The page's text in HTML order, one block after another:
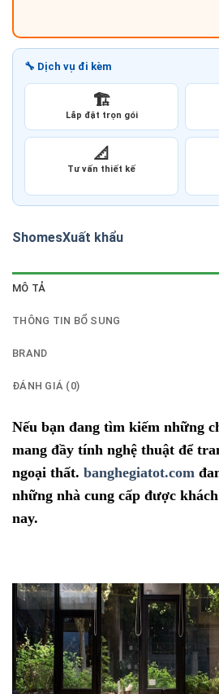
🔧 Dịch vụ đi kèm
🏗️
Lắp đặt trọn gói
📐
Tư vấn thiết kế
ShomesXuất khẩu
MÔ TẢ
THÔNG TIN BỔ SUNG
BRAND
ĐÁNH GIÁ (0)
Nếu bạn đang tìm kiếm những
mang đầy tính nghệ thuật để
ngoại thất. banghegiatot.com
những nhà cung cấp được
nay.